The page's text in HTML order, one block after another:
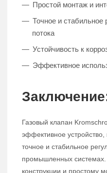
Простой монтаж и
Точное и стабильное
потока
Устойчивость к
Эффективное
Газовый клапан
эффективное устройство,
точное и стабильное
промышленных системах.
конструкции и простому